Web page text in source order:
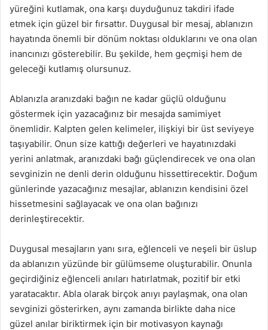
yüreğini kutlamak, ona karşı duyduğunuz takdiri ifade
etmek için güzel bir fırsattır. Duygusal bir mesaj, ablanızın
hayatında önemli bir dönüm noktası olduklarını ve ona olan
inancınızı gösterebilir. Bu şekilde, hem geçmişi hem de
geleceği kutlamış olursunuz.
Ablanızla aranızdaki bağın ne kadar güçlü olduğunu
göstermek için yazacağınız bir mesajda samimiyet
önemlidir. Kalpten gelen kelimeler, ilişkiyi bir üst seviyeye
taşıyabilir. Onun size kattığı değerleri ve hayatınızdaki
yerini anlatmak, aranızdaki bağı güçlendirecek ve ona olan
sevginizin ne denli derin olduğunu hissettirecektir. Doğum
günlerinde yazacağınız mesajlar, ablanızın kendisini özel
hissetmesini sağlayacak ve ona olan bağınızı
derinleştirecektir.
Duygusal mesajların yanı sıra, eğlenceli ve neşeli bir üslup
da ablanızın yüzünde bir gülümseme oluşturabilir. Onunla
geçirdiğiniz eğlenceli anıları hatırlatmak, pozitif bir etki
yaratacaktır. Abla olarak birçok anıyı paylaşmak, ona olan
sevginizi gösterirken, aynı zamanda birlikte daha nice
güzel anılar biriktirmek için bir motivasyon kaynağı